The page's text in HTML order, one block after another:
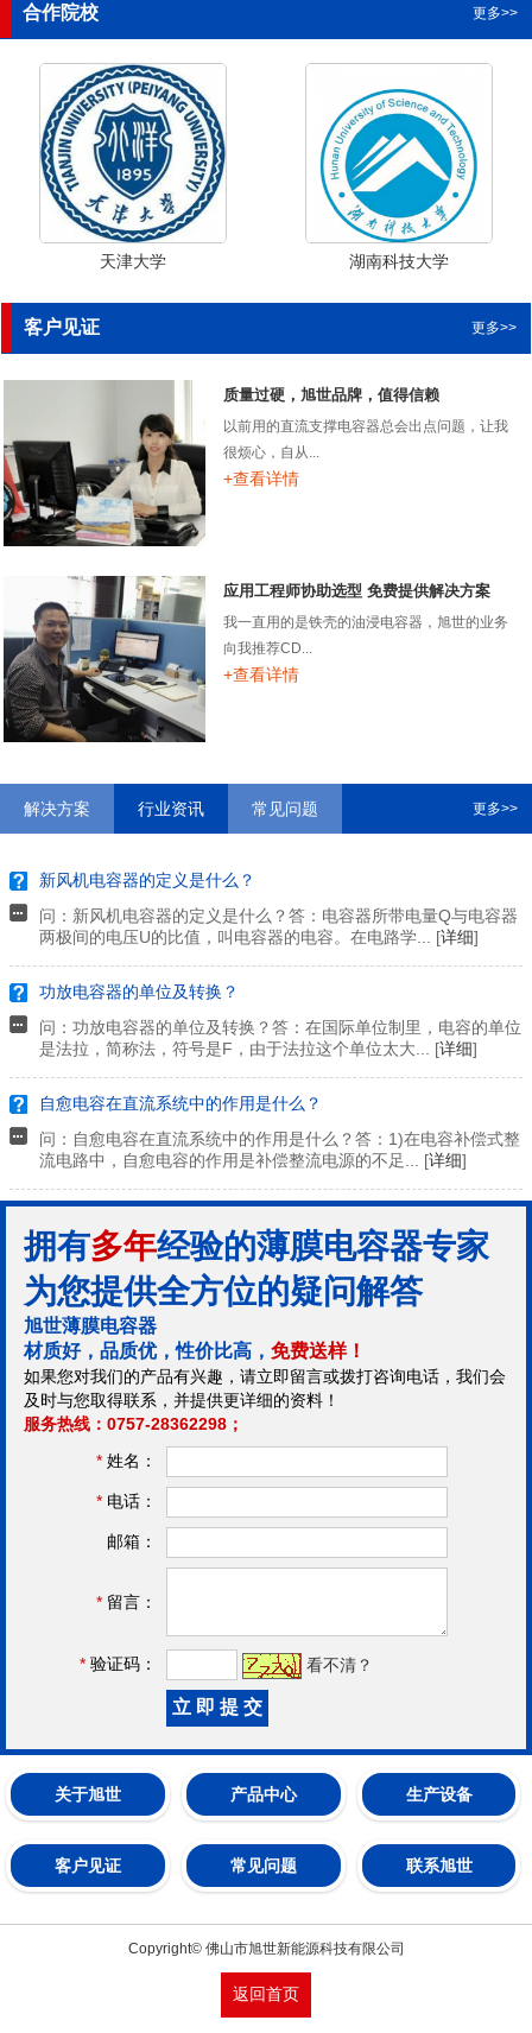
合作院校 更多>>
天津大学 湖南科技大学
客户见证 更多>>
质量过硬，旭世品牌，值得信赖
以前用的直流支撑电容器总会出点问题，让我
很烦心，自从...
+查看详情
应用工程师协助选型 免费提供解决方案
我一直用的是铁壳的油浸电容器，旭世的业务
向我推荐CD...
+查看详情
解决方案 行业资讯 常见问题 更多>>
新风机电容器的定义是什么？
问：新风机电容器的定义是什么？答：电容器所带电量Q与电容器
两极间的电压U的比值，叫电容器的电容。在电路学... [详细]
功放电容器的单位及转换？
问：功放电容器的单位及转换？答：在国际单位制里，电容的单位
是法拉，简称法，符号是F，由于法拉这个单位太大... [详细]
自愈电容在直流系统中的作用是什么？
问：自愈电容在直流系统中的作用是什么？答：1)在电容补偿式整
流电路中，自愈电容的作用是补偿整流电源的不足... [详细]
拥有多年经验的薄膜电容器专家
为您提供全方位的疑问解答
旭世薄膜电容器
材质好，品质优，性价比高， 免费送样！
如果您对我们的产品有兴趣，请立即留言或拨打咨询电话，我们会
及时与您取得联系，并提供更详细的资料！
服务热线：0757-28362298；
* 姓名：
* 电话：
邮箱：
* 留言：
* 验证码： 看不清？
关于旭世 产品中心 生产设备
客户见证 常见问题 联系旭世
Copyright© 佛山市旭世新能源科技有限公司
返回首页